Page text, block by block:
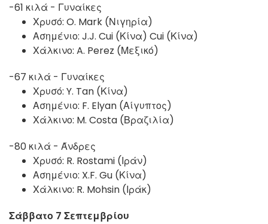
-61 κιλά - Γυναίκες
Χρυσό: O. Mark (Νιγηρία)
Ασημένιο: J.J. Cui (Κίνα) Cui (Κίνα)
Χάλκινο: A. Perez (Μεξικό)
-67 κιλά - Γυναίκες
Χρυσό: Y. Tan (Κίνα)
Ασημένιο: F. Elyan (Αίγυπτος)
Χάλκινο: M. Costa (Βραζιλία)
-80 κιλά - Άνδρες
Χρυσό: R. Rostami (Ιράν)
Ασημένιο: X.F. Gu (Κίνα)
Χάλκινο: R. Mohsin (Ιράκ)
Σάββατο 7 Σεπτεμβρίου